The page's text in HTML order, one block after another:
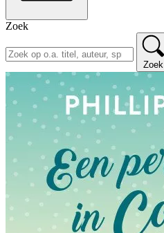
Zoek
Zoek